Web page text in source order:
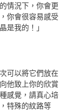
情況下，你會更
你會很容易感受
是我的！」
可以將它們放在
他致上你的欣賞
感覺，請真心培
特殊的紋路等